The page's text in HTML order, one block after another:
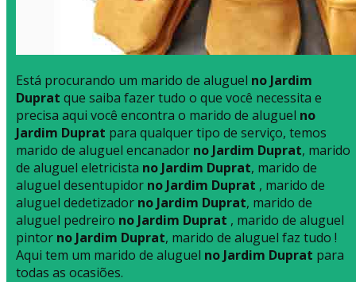
Está procurando um marido de aluguel no Jardim
Duprat que saiba fazer tudo o que você necessita e
precisa aqui você encontra o marido de aluguel no
Jardim Duprat para qualquer tipo de serviço, temos
marido de aluguel encanador no Jardim Duprat, marido
de aluguel eletricista no Jardim Duprat, marido de
aluguel desentupidor no Jardim Duprat , marido de
aluguel dedetizador no Jardim Duprat, marido de
aluguel pedreiro no Jardim Duprat , marido de aluguel
pintor no Jardim Duprat, marido de aluguel faz tudo !
Aqui tem um marido de aluguel no Jardim Duprat para
todas as ocasiões.